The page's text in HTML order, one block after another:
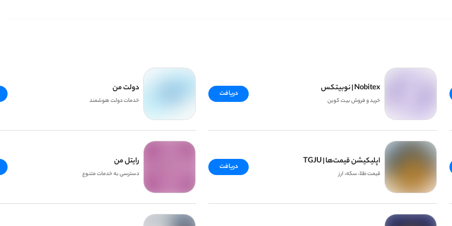
بسازین.
راستی میدونستی منچ یه بازی قدیمیه و معنی اسم اصلی‌ش تو زبون آلمانی میشه «عصبانی نشو رفیق»؟ اسم باحالیه نه؟ درست مثل خود این بازی. بازی منچ رو از ۲ نفر تا ۴ نفر میشه انجام داد و کلی به شانست تو تاس انداختن بستگی داره! 🎲 حالا ما بازی منچ اندروید رو با یه حال و هوای فانتزی برات
برای شما بسازیم و شریک حال خوب‌تون باشیم! 🧡
Nobitex | نوبیتکس
خرید و فروش بیت کوین
دریافت
اپلیکیشن قیمت‌ها | TGJU
قیمت طلا، سکه، ارز
دریافت
دولت من
خدمات دولت هوشمند
رایتل من
دسترسی به خدمات متنوع